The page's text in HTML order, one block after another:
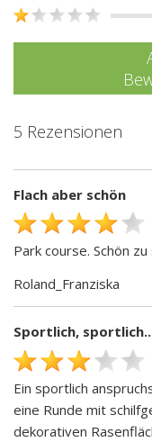
5 Rezensionen
Flach aber schön
Park course. Schön
Roland_Franziska
Sportlich,
Ein sportlich
eine Runde mit
dekorativen